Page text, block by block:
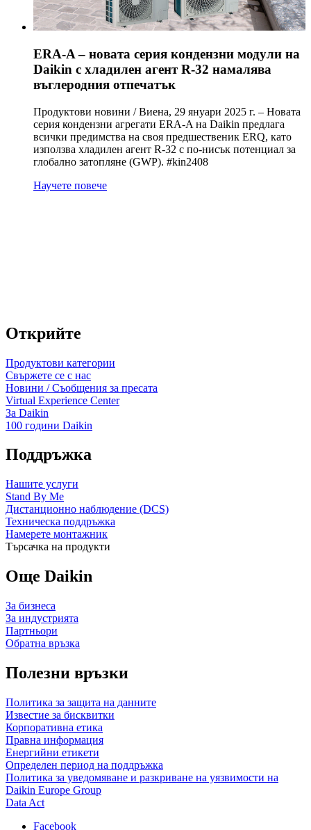
ERA-A – новата серия кондензни модули на
Daikin с хладилен агент R-32 намалява
въглеродния отпечатък
Продуктови новини / Виена, 29 януари 2025 г. – Новата
серия кондензни агрегати ERA-A на Daikin предлага
всички предимства на своя предшественик ERQ, като
използва хладилен агент R-32 с по-нисък потенциал за
глобално затопляне (GWP). #kin2408
Научете повече
Открийте
Продуктови категории
Свържете се с нас
Новини / Съобщения за пресата
Virtual Experience Center
За Daikin
100 години Daikin
Поддръжка
Нашите услуги
Stand By Me
Дистанционно наблюдение (DCS)
Техническа поддръжка
Намерете монтажник
Търсачка на продукти
Още Daikin
За бизнеса
За индустрията
Партньори
Обратна връзка
Полезни връзки
Политика за защита на данните
Известие за бисквитки
Корпоративна етика
Правна информация
Енергийни етикети
Определен период на поддръжка
Политика за уведомяване и разкриване на уязвимости на
Daikin Europe Group
Data Act
Facebook